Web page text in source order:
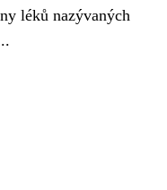
léků nazývaných